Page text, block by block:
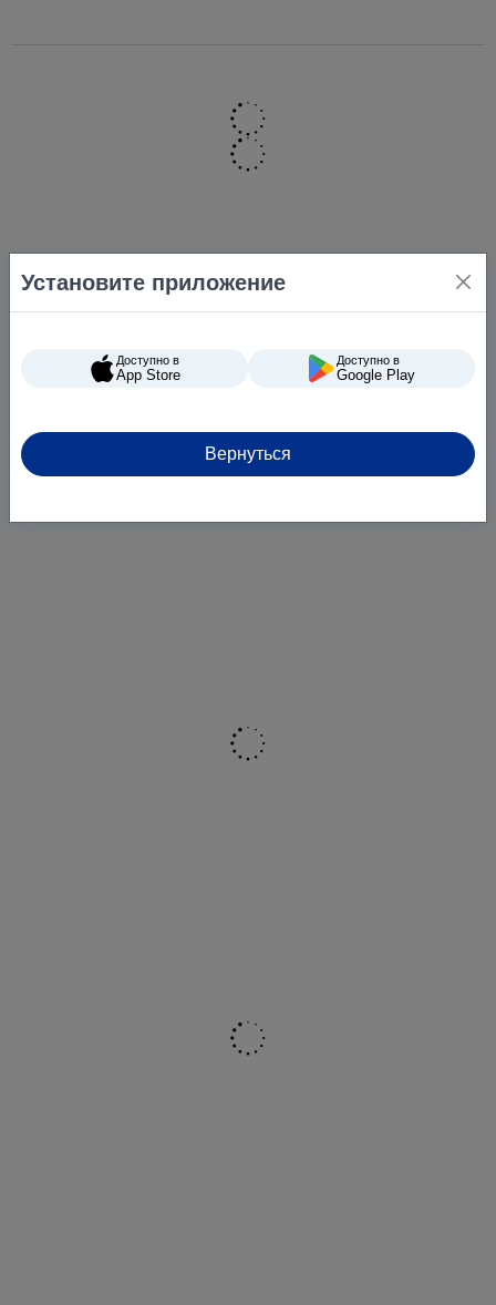
Установите приложение
Доступно в
App Store
Доступно в
Google Play
Вернуться